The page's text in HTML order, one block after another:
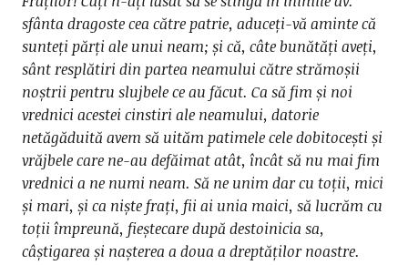
sfânta dragoste cea către patrie, aduceți-vă aminte că
sunteți părți ale unui neam; și că, câte bunătăți aveți,
sânt resplătiri din partea neamului către strămoșii
noștrii pentru slujbele ce au făcut. Ca să fim și noi
vrednici acestei cinstiri ale neamului, datorie
netăgăduită avem să uităm patimele cele dobitocești și
vrăjbele care ne-au defăimat atât, încât să nu mai fim
vrednici a ne numi neam. Să ne unim dar cu toții, mici
și mari, și ca niște frați, fii ai unia maici, să lucrăm cu
toții împreună, fieștecare după destoinicia sa,
câștigarea și nașterea a doua a dreptăților noastre.